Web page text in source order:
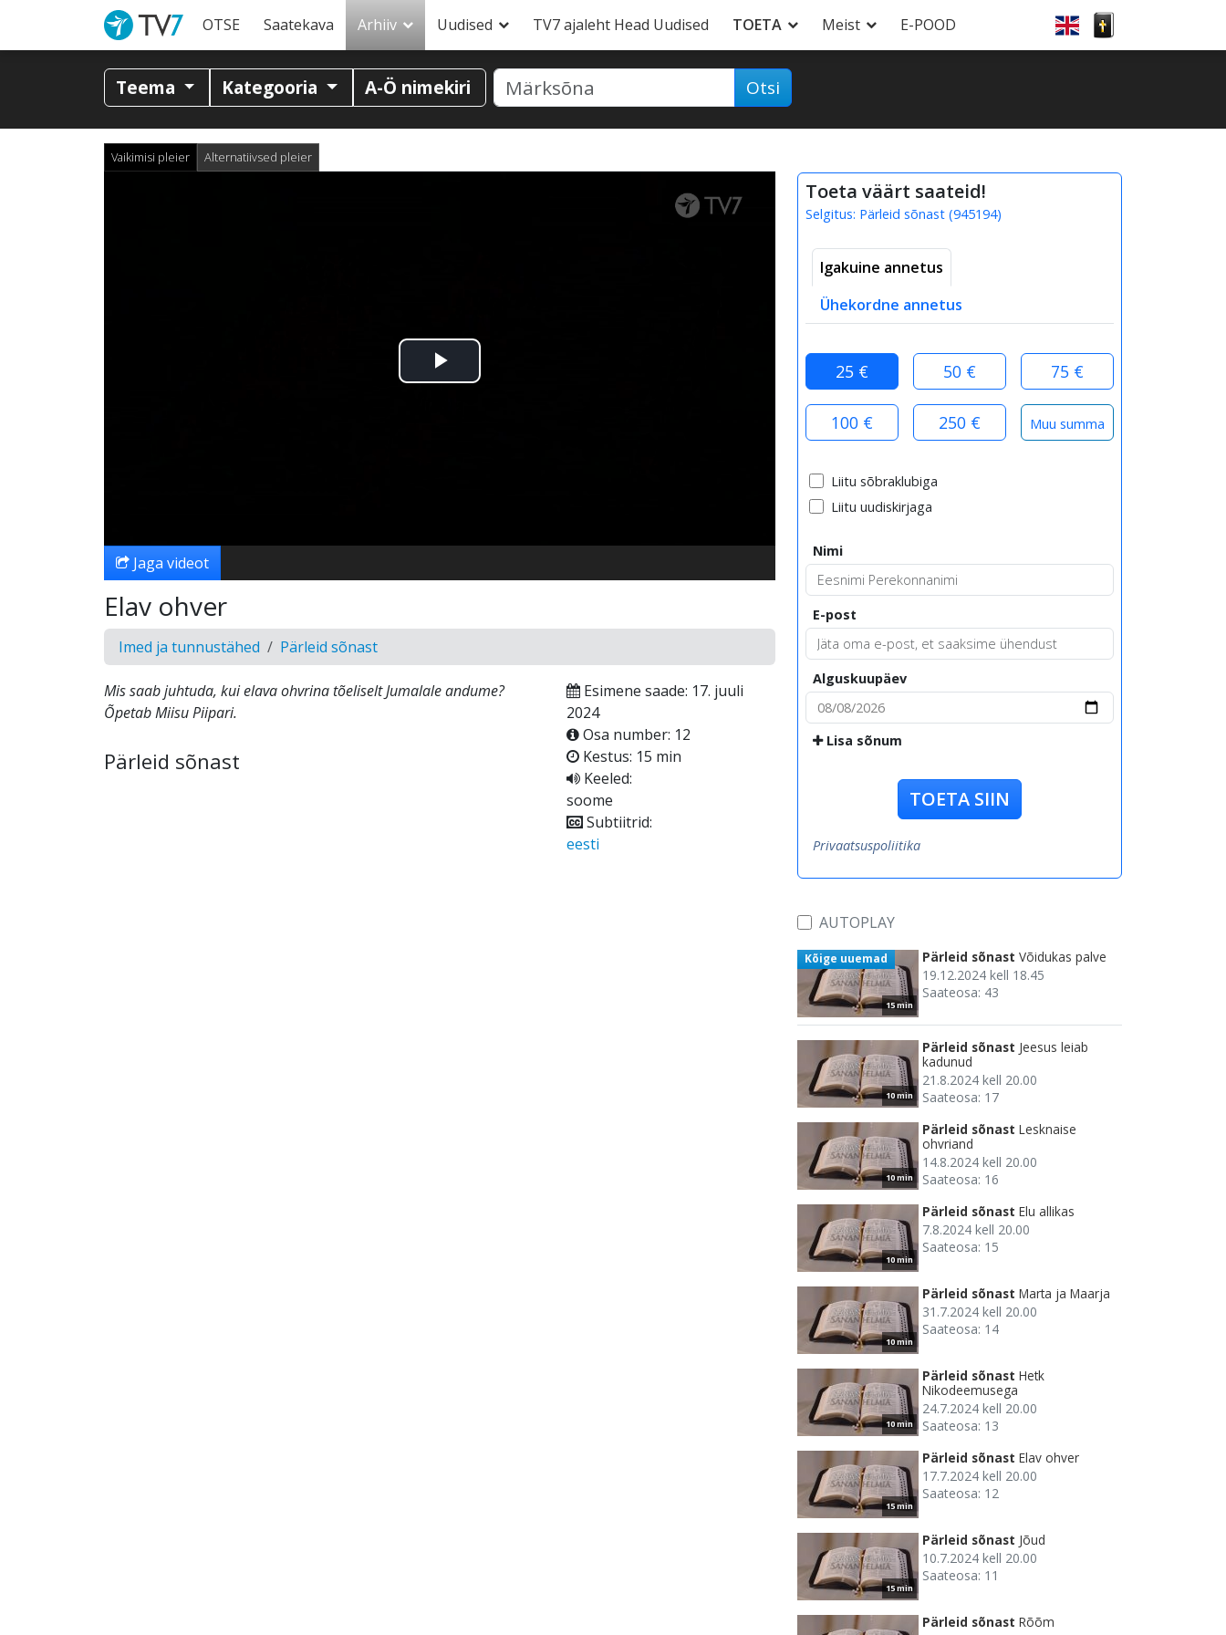
OTSE Saatekava Arhiiv Uudised TV7 ajaleht Head Uudised TOETA Meist E-POOD
Teema Kategooria A-Ö nimekiri Otsi
Vaikimisi pleier Alternatiivsed pleier
Esita
Jaga videot
Elav ohver
Imed ja tunnustähed Pärleid sõnast
Mis saab juhtuda, kui elava ohvrina tõeliselt Jumalale andume?
Õpetab Miisu Piipari.
Pärleid sõnast
Esimene saade: 17. juuli
2024
Osa number: 12
Kestus: 15 min
Keeled:
soome
Subtiitrid:
eesti
Toeta väärt saateid!
Selgitus: Pärleid sõnast (945194)
Igakuine annetus
Ühekordne annetus
25 € 50 € 75 €
100 € 250 €
Liitu sõbraklubiga
Liitu uudiskirjaga
Nimi
E-post
Alguskuupäev
Lisa sõnum
TOETA SIIN
Privaatsuspoliitika
AUTOPLAY
15 min
Kõige uuemad Pärleid sõnast Võidukas palve
19.12.2024 kell 18.45
Saateosa: 43
10 min
Pärleid sõnast Jeesus leiab
kadunud
21.8.2024 kell 20.00
Saateosa: 17
10 min
Pärleid sõnast Lesknaise
ohvriand
14.8.2024 kell 20.00
Saateosa: 16
10 min
Pärleid sõnast Elu allikas
7.8.2024 kell 20.00
Saateosa: 15
10 min
Pärleid sõnast Marta ja Maarja
31.7.2024 kell 20.00
Saateosa: 14
10 min
Pärleid sõnast Hetk
Nikodeemusega
24.7.2024 kell 20.00
Saateosa: 13
15 min
Pärleid sõnast Elav ohver
17.7.2024 kell 20.00
Saateosa: 12
15 min
Pärleid sõnast Jõud
10.7.2024 kell 20.00
Saateosa: 11
Pärleid sõnast Rõõm